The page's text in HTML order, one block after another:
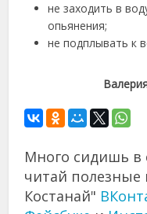
не заходить в
опьянения;
не подплывать к
Много сидишь в
читай полезные
Костанай"